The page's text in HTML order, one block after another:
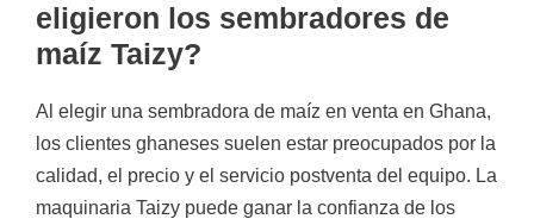
eligieron los sembradores de
maíz Taizy?
Al elegir una sembradora de maíz en venta en Ghana,
los clientes ghaneses suelen estar preocupados por la
calidad, el precio y el servicio postventa del equipo. La
maquinaria Taizy puede ganar la confianza de los